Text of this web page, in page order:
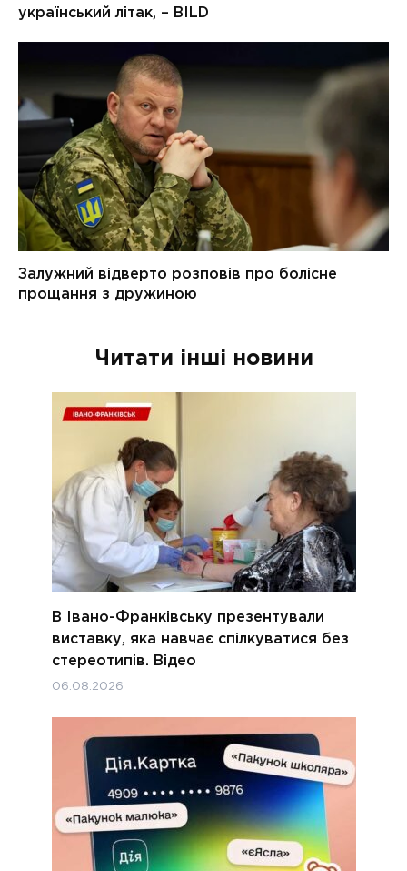
Читати інші новини
В Івано-Франківську презентували
виставку, яка навчає спілкуватися без
стереотипів. Відео
06.08.2026